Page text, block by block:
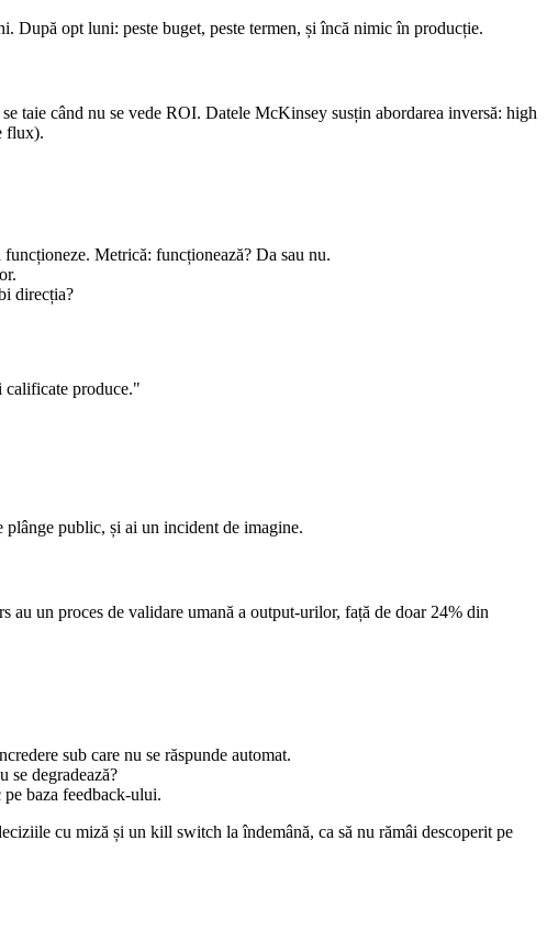
După opt luni: peste buget, peste termen, și încă nimic în producție.
taie când nu se vede ROI. Datele McKinsey susțin abordarea inversă: high
flux).
Metrică: funcționează? Da sau nu.
direcția?
calificate produce."
public, și ai un incident de imagine.
au un proces de validare umană a output-urilor, față de doar 24% din
sub care nu se răspunde automat.
se degradează?
baza feedback-ului.
cu miză și un kill switch la îndemână, ca să nu rămâi descoperit pe